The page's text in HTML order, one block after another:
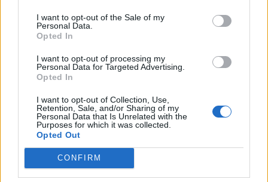
I want to opt-out of the Sale of my
Personal Data.
Opted In
I want to opt-out of processing my
Personal Data for Targeted Advertising.
Opted In
I want to opt-out of Collection, Use,
Retention, Sale, and/or Sharing of my
Personal Data that Is Unrelated with the
Purposes for which it was collected.
Opted Out
CONFIRM
(30votes, moyenne: 3,40de 5
Ce que les autres cherchent :
Mem+b,gnsnu
Paysa,Life’,gnsnu,praxi,tluaa,617 a,&,&,